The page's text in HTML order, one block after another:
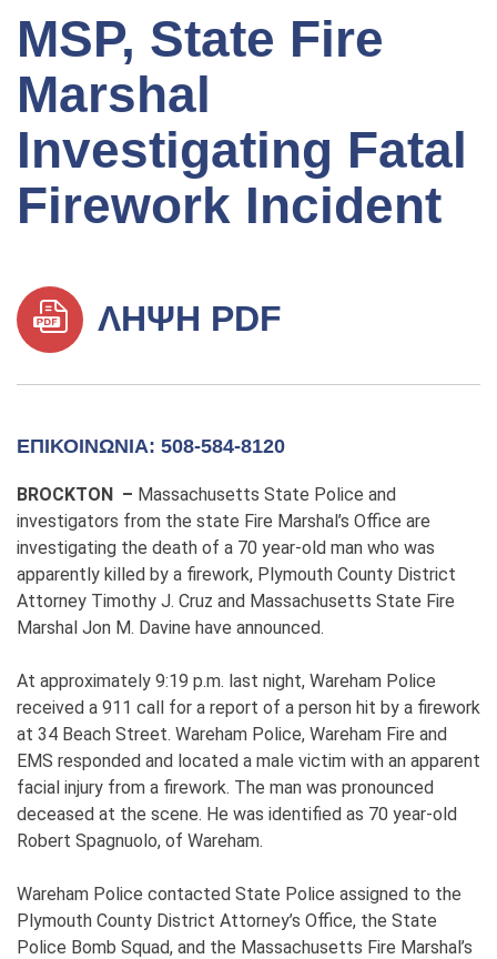
MSP, State Fire
Marshal
Investigating Fatal
Firework Incident
ΛΉΨΗ PDF
ΕΠΙΚΟΙΝΩΝΊΑ: 508-584-8120
BROCKTON – Massachusetts State Police and
investigators from the state Fire Marshal’s Office are
investigating the death of a 70 year-old man who was
apparently killed by a firework, Plymouth County District
Attorney Timothy J. Cruz and Massachusetts State Fire
Marshal Jon M. Davine have announced.
At approximately 9:19 p.m. last night, Wareham Police
received a 911 call for a report of a person hit by a firework
at 34 Beach Street. Wareham Police, Wareham Fire and
EMS responded and located a male victim with an apparent
facial injury from a firework. The man was pronounced
deceased at the scene. He was identified as 70 year-old
Robert Spagnuolo, of Wareham.
Wareham Police contacted State Police assigned to the
Plymouth County District Attorney’s Office, the State
Police Bomb Squad, and the Massachusetts Fire Marshal’s